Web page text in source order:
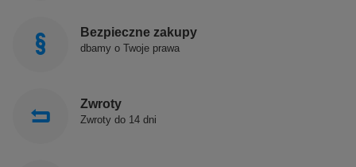
Bezpieczne zakupy
dbamy o Twoje prawa
Zwroty
Zwroty do 14 dni